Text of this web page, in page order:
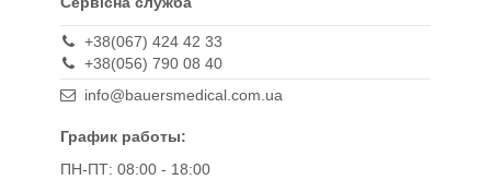
+38(067) 424 42 33
+38(056) 790 08 40
info@bauersmedical.com.ua
График работы:
ПН-ПТ: 08:00 - 18:00